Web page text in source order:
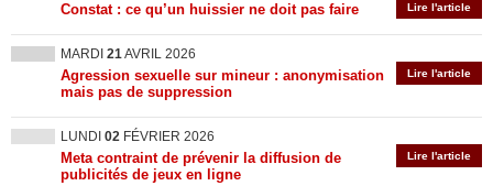
Lire l'article
Constat : ce qu’un huissier ne doit pas faire
MARDI 21AVRIL 2026
Lire l'article
Agression sexuelle sur mineur : anonymisation
mais pas de suppression
LUNDI 02 FÉVRIER 2026
Lire l'article
Meta contraint de prévenir la diffusion de
publicités de jeux en ligne